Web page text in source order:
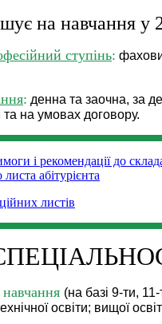
на навчання у
ступінь:
: денна та заочна, за
на умовах договору.
і рекомендації до
абітурієнта
листів
(на базі 9-ти, 11-
освіти; вищої